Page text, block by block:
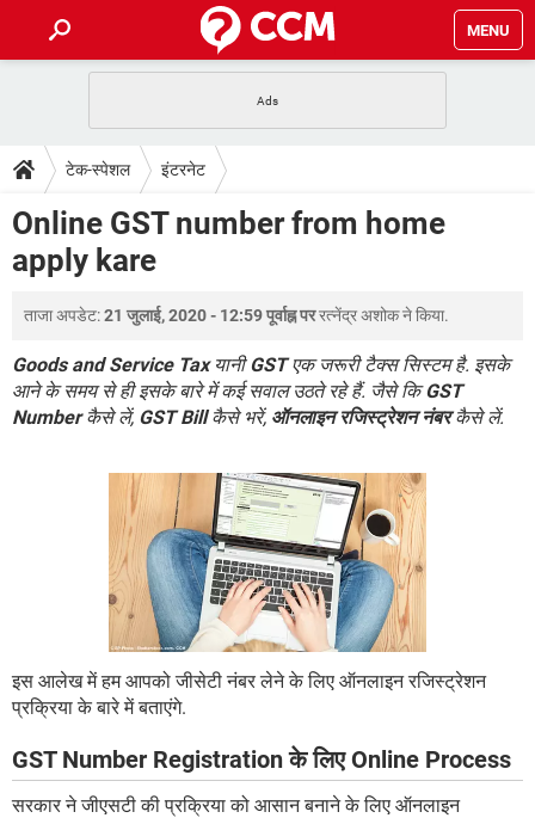
MENU
फोन पर अकाउंट बैलेंस चेक
WhatsApp Hack हो गया? Lucky Patcher यूज करें
टेक-स्पेशल
2020 के फ्री एंटीवायरस
बेस्ट फ्री ऑनलाइन गेम्स
डाउनलोड
Vidmate
FORUM
TikTok Account Freeze हो गया JioPhone में TikTok डाउनलोड
SBI बैंक अकाउंट नंबर पता करें
केबल और कनेक्टर्स कंप्यूटर बस
सीरियल और पैरलल पोर्ट
टेक-स्पेशल इंटरनेट
Online GST number from home
apply kare
ताजा अपडेट:21 जुलाई, 2020 - 12:59 पूर्वाह्न पररत्नेंद्र अशोकने किया.
Goods and Service TaxयानीGSTएक जरूरी टैक्स सिस्टम है. इसके
आने के समय से ही इसके बारे में कई सवाल उठते रहे हैं. जैसे किGST
Numberकैसे लें, GST Billकैसे भरें, ऑनलाइन रजिस्ट्रेशन नंबरकैसे लें.
इस आलेख में हम आपको जीसेटी नंबर लेने के लिए ऑनलाइन रजिस्ट्रेशन
प्रक्रिया के बारे में बताएंगे.
GST Number Registration के लिए Online Process
सरकार ने जीएसटी की प्रक्रिया को आसान बनाने के लिए ऑनलाइन